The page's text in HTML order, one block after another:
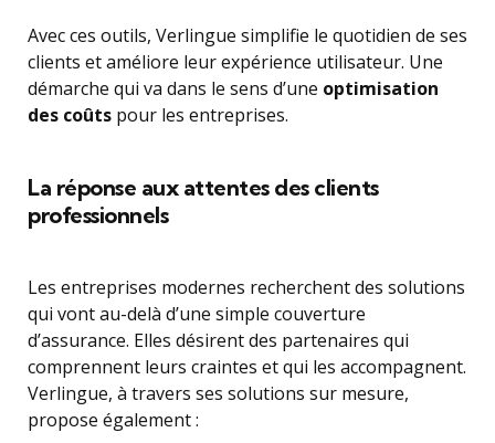
Avec ces outils, Verlingue simplifie le quotidien de ses
clients et améliore leur expérience utilisateur. Une
démarche qui va dans le sens d’une optimisation
des coûts pour les entreprises.
La réponse aux attentes des clients
professionnels
Les entreprises modernes recherchent des solutions
qui vont au-delà d’une simple couverture
d’assurance. Elles désirent des partenaires qui
comprennent leurs craintes et qui les accompagnent.
Verlingue, à travers ses solutions sur mesure,
propose également :